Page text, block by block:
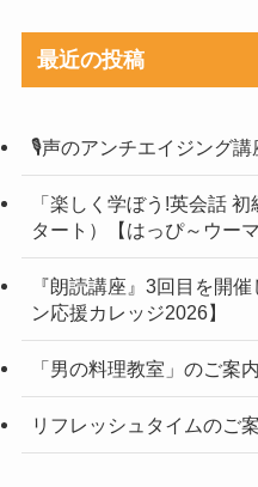
最近の投稿
🎙声のアンチエイジング講
「楽しく学ぼう!英会話
タート）【はっぴ～ウー
『朗読講座』3回目を開
ン応援カレッジ2026】
「男の料理教室」のご案
リフレッシュタイムのご